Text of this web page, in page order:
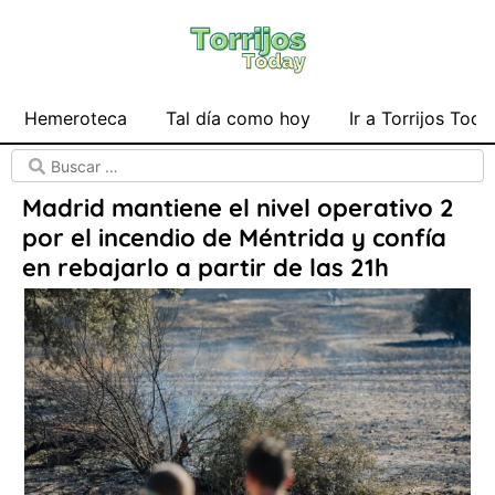
Hemeroteca Tal día como hoy Ir a Torrijos
Madrid mantiene el nivel operativo 2
por el incendio de Méntrida y confía
en rebajarlo a partir de las 21h